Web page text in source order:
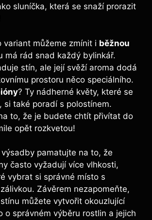
sluníčka, která se snaží prorazit
variant můžeme zmínit i běžnou
má rád snad každý bylinkář.
stín, ale její svěží aroma dodá
prostoru něco speciálního.
? Ty nádherné květy, které se
si také poradí s polostínem.
to, že je budete chtít přivítat do
opět rozkvetou!
pamatujte na to, že
často vyžadují více vlhkosti,
vybrat si správné místo s
Závěrem nezapomeňte,
můžete vytvořit okouzlující
o správném výběru rostlin a jejich